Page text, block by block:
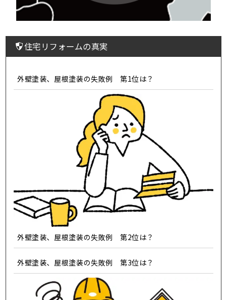
住宅リフォームの真実
外壁塗装、屋根塗装の失敗例 第1位は？
外壁塗装、屋根塗装の失敗例 第2位は？
外壁塗装、屋根塗装の失敗例 第3位は？